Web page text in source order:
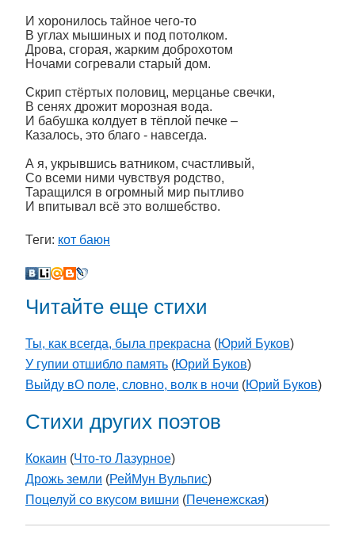
И хоронилось тайное чего-то
В углах мышиных и под потолком.
Дрова, сгорая, жарким доброхотом
Ночами согревали старый дом.
Скрип стёртых половиц, мерцанье свечки,
В сенях дрожит морозная вода.
И бабушка колдует в тёплой печке –
Казалось, это благо - навсегда.
А я, укрывшись ватником, счастливый,
Со всеми ними чувствуя родство,
Таращился в огромный мир пытливо
И впитывал всё это волшебство.
Теги: кот баюн
Читайте еще стихи
Ты, как всегда, была прекрасна (Юрий Буков)
У гупии отшибло память (Юрий Буков)
Выйду вО поле, словно, волк в ночи (Юрий Буков)
Стихи других поэтов
Кокаин (Что-то Лазурное)
Дрожь земли (РейМун Вульпис)
Поцелуй со вкусом вишни (Печенежская)